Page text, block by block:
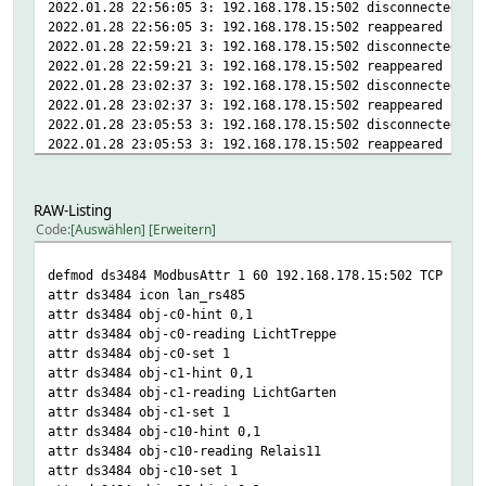
2022.01.28 12:46:21.491 4: alfen_Socket_aussen:
request: id 1, write fc 16 h1210, len 2, value 00000000,
response: id 1, fc 3, h1208, len 2, values 0000012b
2022.01.28 12:46:21.491 5: alfen_Socket_aussen: Send
2022.01.28 12:46:21.491 5: DevIo_SimpleWrite
2022.01.28 12:46:21.493 5: alfen_Socket_aussen:
2022.01.28 12:46:21.493 5: alfen_Socket_aussen:
2022.01.28 12:46:21.493 5: alfen_Socket_aussen:
2022.01.28 12:46:21.593 5: alfen_Socket_aussen:
2022.01.28 12:46:21.593 4: alfen_Socket_aussen:
2022.01.28 12:46:21.593 5: alfen_Socket_aussen:
2022.01.28 12:46:21.594 4: alfen_Socket_aussen:
request: id 1, write fc 16 h1210, len 2, value 00000000,
response: id 1, fc 16, c1210, len 2
2022.01.28 12:46:21.594 5: alfen_Socket_aussen:
2022.01.28 12:46:21.594 5: alfen_Socket_aussen: DropFrame
2022.01.28 12:46:21.594 5: alfen_Socket_aussen: set is
2022.01.28 12:46:21.595 4: alfen_Socket_aussen:
request: id 1, read fc 3 h1210, len 2, tid 199, master
response: no id, no fcode
2022.01.28 12:46:21.595 5: alfen_Socket_aussen:
2022.01.28 12:46:21.595 5: alfen_Socket_aussen:
2022.01.28 22:56:05 3: 192.168.178.15:502 disconnected,
2022.01.28 22:56:05 3: 192.168.178.15:502 reappeared
2022.01.28 22:59:21 3: 192.168.178.15:502 disconnected,
2022.01.28 22:59:21 3: 192.168.178.15:502 reappeared
2022.01.28 23:02:37 3: 192.168.178.15:502 disconnected,
2022.01.28 23:02:37 3: 192.168.178.15:502 reappeared
2022.01.28 23:05:53 3: 192.168.178.15:502 disconnected,
2022.01.28 23:05:53 3: 192.168.178.15:502 reappeared
RAW-Listing
Code Auswählen Erweitern
defmod ds3484 ModbusAttr 1 60 192.168.178.15:502 TCP
attr ds3484 icon lan_rs485
attr ds3484 obj-c0-hint 0,1
attr ds3484 obj-c0-reading LichtTreppe
attr ds3484 obj-c0-set 1
attr ds3484 obj-c1-hint 0,1
attr ds3484 obj-c1-reading LichtGarten
attr ds3484 obj-c1-set 1
attr ds3484 obj-c10-hint 0,1
attr ds3484 obj-c10-reading Relais11
attr ds3484 obj-c10-set 1